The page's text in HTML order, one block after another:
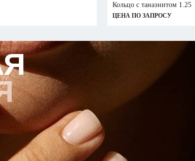
Кольцо с таназнитом 1.25
ЦЕНА ПО ЗАПРОСУ